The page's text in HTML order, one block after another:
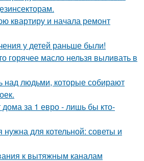
квартиру и начала ремонт
у детей раньше были!
горячее масло нельзя выливать в
над людьми, которые собирают
за 1 евро - лишь бы кто-
нужна для котельной: советы и
к вытяжным каналам